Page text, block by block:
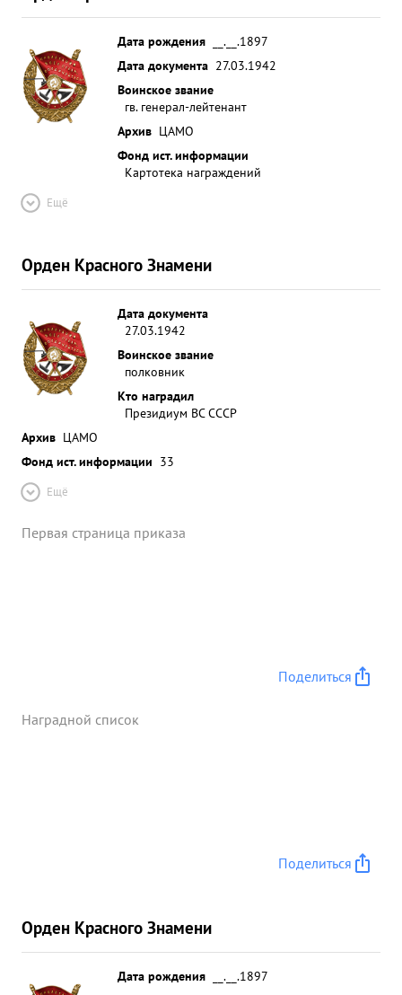
Дата рождения
__.__.1897
Дата документа 27.03.1942
Воинское звание
гв. генерал-лейтенант
Архив ЦАМО
Фонд ист. информации
Картотека награждений
Ещё
Орден Красного Знамени
Дата документа
27.03.1942
Воинское звание
полковник
Кто наградил
Президиум ВС СССР
Архив ЦАМО
Фонд ист. информации 33
Ещё
Первая страница приказа
Поделиться
Наградной список
Поделиться
Орден Красного Знамени
Дата рождения
__.__.1897